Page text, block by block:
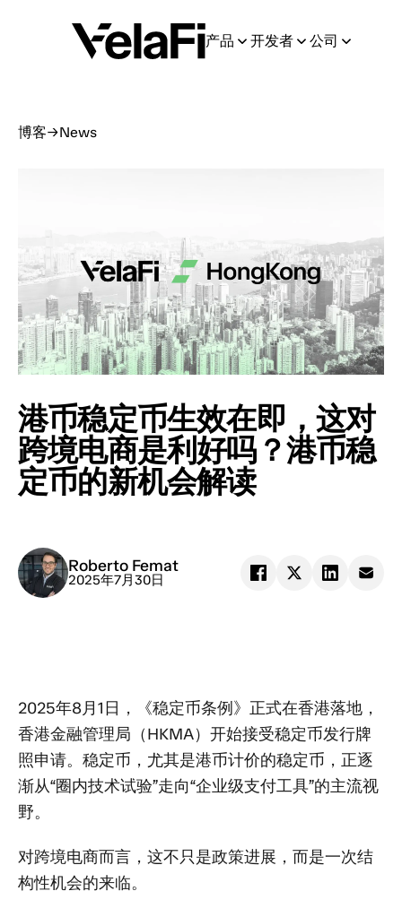
产品 开发者 公司
博客→News
港币稳定币生效在即，这对
跨境电商是利好吗？港币稳
定币的新机会解读
Roberto Femat
2025年7月30日
2025年8月1日，《稳定币条例》正式在香港落地，
香港金融管理局（HKMA）开始接受稳定币发行牌
照申请。稳定币，尤其是港币计价的稳定币，正逐
渐从“圈内技术试验”走向“企业级支付工具”的主流视
野。
对跨境电商而言，这不只是政策进展，而是一次结
构性机会的来临。